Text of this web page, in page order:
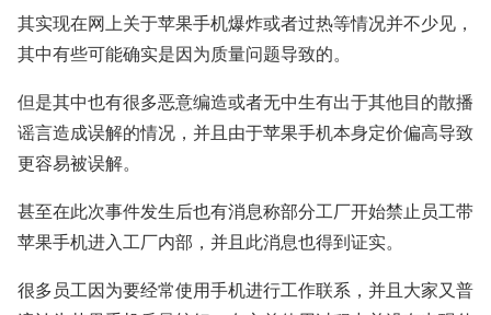
其实现在网上关于苹果手机爆炸或者过热等情况并不少见，
其中有些可能确实是因为质量问题导致的。
但是其中也有很多恶意编造或者无中生有出于其他目的散播
谣言造成误解的情况，并且由于苹果手机本身定价偏高导致
更容易被误解。
甚至在此次事件发生后也有消息称部分工厂开始禁止员工带
苹果手机进入工厂内部，并且此消息也得到证实。
很多员工因为要经常使用手机进行工作联系，并且大家又普